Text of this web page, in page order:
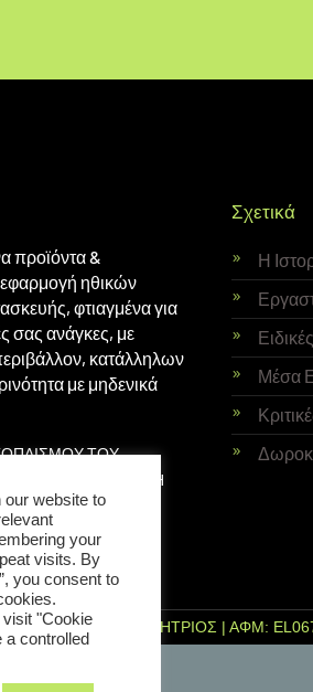
προϊόντα &
ηθικών
φτιαγμένα για
σας ανάγκες, με
κατάλληλων
με μηδενικά
ΤΟΥ
ΜΕ ΥΠΟΣΤΗΡΙΞΗ
THE PEOPLE’S TRUST
Σχετικά
Η
Μέσα
ΕΙΡΗΝΗ ΔΗΜΗΤΡΙΟΣ | ΑΦΜ:
website to
your
visits. By
you consent to
"Cookie
a controlled